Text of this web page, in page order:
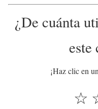
¿De cuánta
este
¡Haz clic en
☆